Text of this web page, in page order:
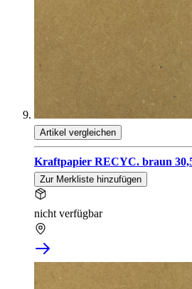
Artikel vergleichen
Kraftpapier RECYC. braun
Zur Merkliste hinzufügen
nicht verfügbar